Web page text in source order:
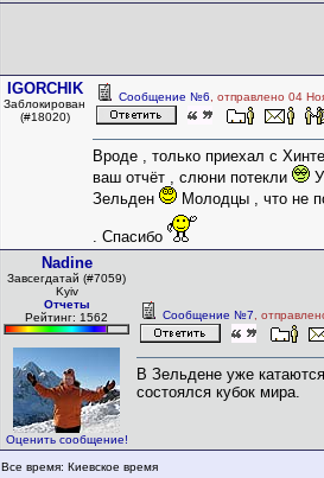
IGORCHIK
Заблокирован
(#18020)
Сообщение №6 , отправлено 04
Вроде , только приехал с
ваш отчёт , слюни потекли
Зельден
Молодцы , что не
. Спасибо
Nadine
Завсегдатай (#7059)
Kyiv
Отчеты
Рейтинг: 1562
Оценить сообщение!
Сообщение №7 ,
В Зельдене уже
состоялся кубок мира.
Все время: Киевское время